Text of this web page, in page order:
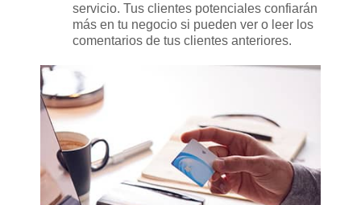
servicio. Tus clientes potenciales confiarán
más en tu negocio si pueden ver o leer los
comentarios de tus clientes anteriores.